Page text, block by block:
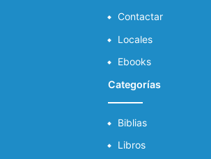
Contactar
Locales
Ebooks
Categorías
Biblias
Libros